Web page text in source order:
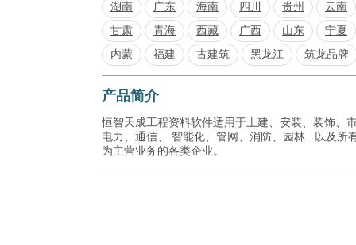
湖南
广东 海南 四川 贵州
云南
甘肃
青海 西藏 广西 山东
宁夏
内蒙
福建 古建筑 黑龙江 筑龙品牌
产品简介
恒智天成工程资料软件适用于土建、安装、装饰、
电力、通信、 智能化、管网、消防、园林...以及所
为主营业务的各类企业。